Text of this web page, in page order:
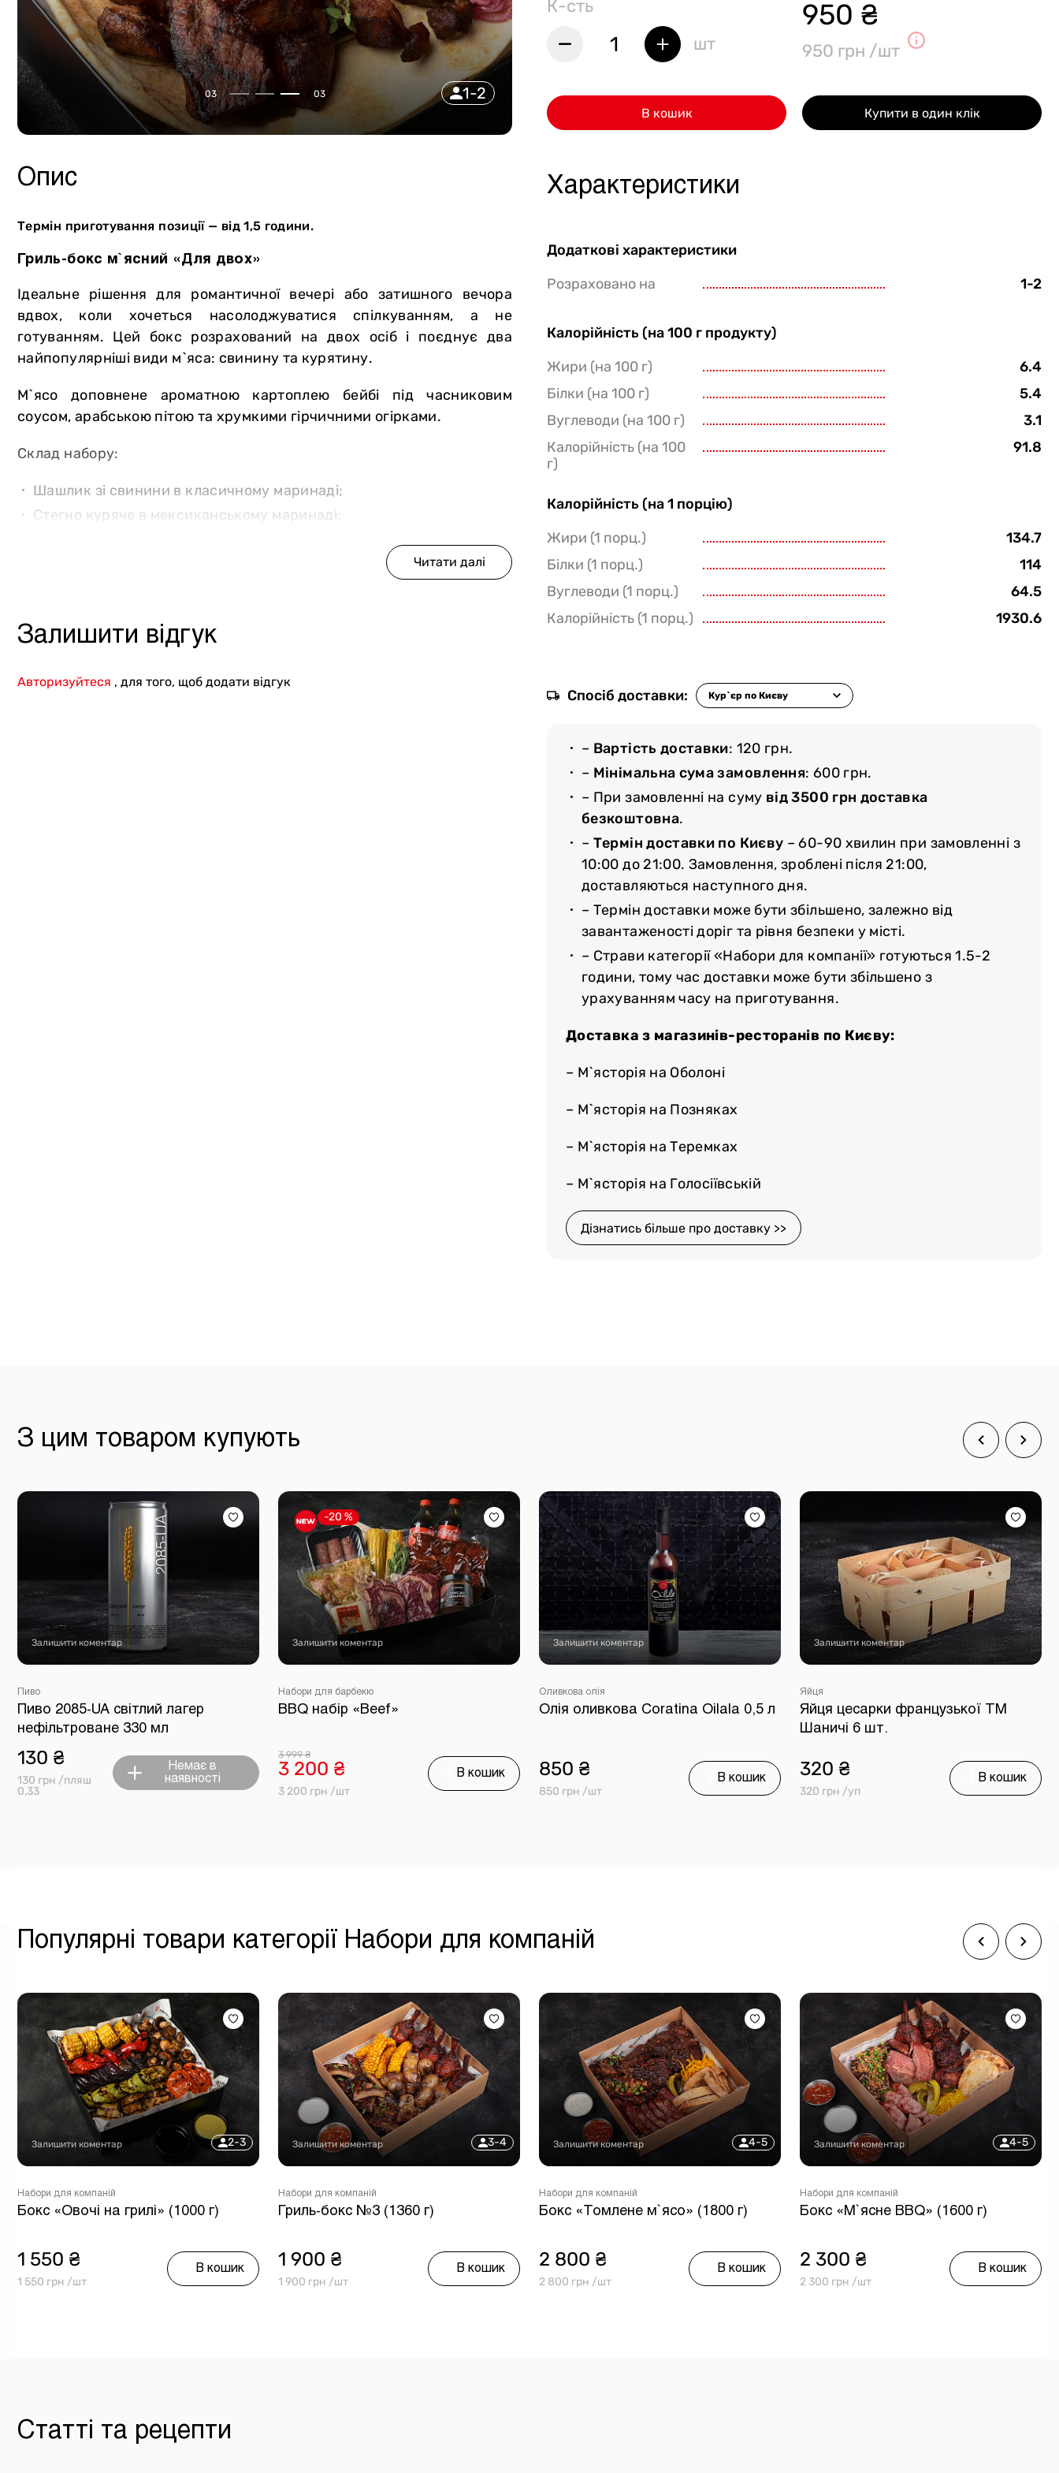
Сало
Птиця
Курдючна баранина
Кролятина
М`ясторики для дітей
Вареники
Яйця
Стейки Клаб
Стейки Особуко
Стейки Шатобріан
Стейки із птиці
Стейки зі свинини
Власне виробництво
М`ясна продукція
Консервація
Сир
Хліб та випічка
Спеції
Вугілля та аксесуари для гриля
Інше
03 03 1-2
К-сть
1 шт
950 ₴
950 грн /шт
В кошик Купити в один клік
Характеристики
Додаткові характеристики
Розраховано на
1-2
Калорійність (на 100 г продукту)
Жири (на 100 г)
6.4
Білки (на 100 г)
5.4
Вуглеводи (на 100 г)
3.1
Калорійність (на 100
г)
91.8
Калорійність (на 1 порцію)
Жири (1 порц.)
134.7
Білки (1 порц.)
114
Вуглеводи (1 порц.)
64.5
Калорійність (1 порц.)
1930.6
Спосіб доставки:
– Вартість доставки: 120 грн.
– Мінімальна сума замовлення: 600 грн.
– При замовленні на суму від 3500 грн доставка
безкоштовна.
– Термін доставки по Києву – 60-90 хвилин при замовленні з
10:00 до 21:00. Замовлення, зроблені після 21:00,
доставляються наступного дня.
– Термін доставки може бути збільшено, залежно від
завантаженості доріг та рівня безпеки у місті.
– Страви категорії «Набори для компанії» готуються 1.5-2
години, тому час доставки може бути збільшено з
урахуванням часу на приготування.
Доставка з магазинів-ресторанів по Києву:
– М`ясторія на Оболоні
– М`ясторія на Позняках
– М`ясторія на Теремках
– М`ясторія на Голосіївській
Дізнатись більше про доставку >>
Опис
Термін приготування позиції — від 1,5 години.
Гриль-бокс м`ясний «Для двох»
Ідеальне рішення для романтичної вечері або затишного вечора
вдвох, коли хочеться насолоджуватися спілкуванням, а не
готуванням. Цей бокс розрахований на двох осіб і поєднує два
найпопулярніші види м`яса: свинину та курятину.
М`ясо доповнене ароматною картоплею бейбі під часниковим
соусом, арабською пітою та хрумкими гірчичними огірками.
Склад набору:
Шашлик зі свинини в класичному маринаді;
Стегно куряче в мексиканському маринаді;
Вага: 700/80 г.
(м`ясо, картопля бейбі, набір соленостей / соуси).
Набір розраховано на 1-2 осіб.
Залишити відгук
Авторизуйтеся , для того, щоб додати відгук
З цим товаром купують
Залишити коментар
Пиво
Пиво 2085-UA світлий лагер
нефільтроване 330 мл
130 ₴
130 грн /пляш
0,33
Немає в
наявності
-20 %
Залишити коментар
Набори для барбекю
BBQ набір «Beef»
3 999 ₴
3 200 ₴
3 200 грн /шт
В кошик
Залишити коментар
Оливкова олія
Олія оливкова Coratina Oilala 0,5 л
850 ₴
850 грн /шт
В кошик
Залишити коментар
Яйця
Яйця цесарки французької ТМ
Шаничі 6 шт.
320 ₴
320 грн /уп
В кошик
Популярні товари категорії Набори для компаній
Залишити коментар 2-3
Набори для компаній
Бокс «Овочі на грилі» (1000 г)
1 550 ₴
1 550 грн /шт
В кошик
Залишити коментар 3-4
Набори для компаній
Гриль-бокс №3 (1360 г)
1 900 ₴
1 900 грн /шт
В кошик
Залишити коментар 4-5
Набори для компаній
Бокс «Томлене м`ясо» (1800 г)
2 800 ₴
2 800 грн /шт
В кошик
Залишити коментар 4-5
Набори для компаній
Бокс «М`ясне BBQ» (1600 г)
2 300 ₴
2 300 грн /шт
В кошик
Статті та рецепти